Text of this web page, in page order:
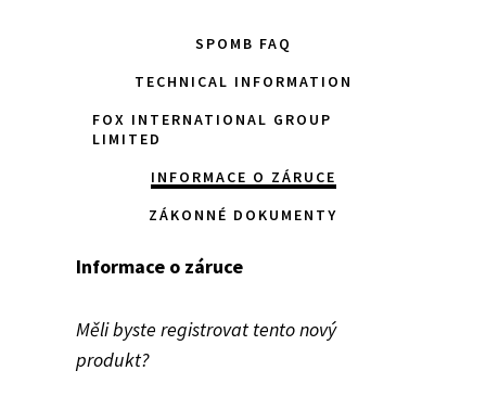
SPOMB FAQ
TECHNICAL INFORMATION
FOX INTERNATIONAL GROUP
LIMITED
INFORMACE O ZÁRUCE
ZÁKONNÉ DOKUMENTY
Informace o záruce
Měli byste registrovat tento nový
produkt?